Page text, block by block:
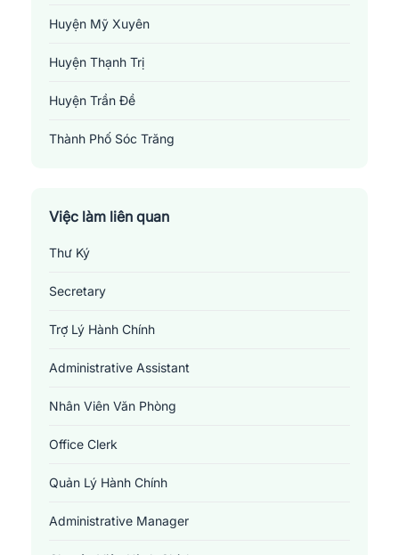
Huyện Mỹ Xuyên
Huyện Thạnh Trị
Huyện Trần Đề
Thành Phố Sóc Trăng
Thị Xã Vĩnh Châu
Việc làm liên quan
Thư Ký
Secretary
Trợ Lý Hành Chính
Administrative Assistant
Nhân Viên Văn Phòng
Office Clerk
Quản Lý Hành Chính
Administrative Manager